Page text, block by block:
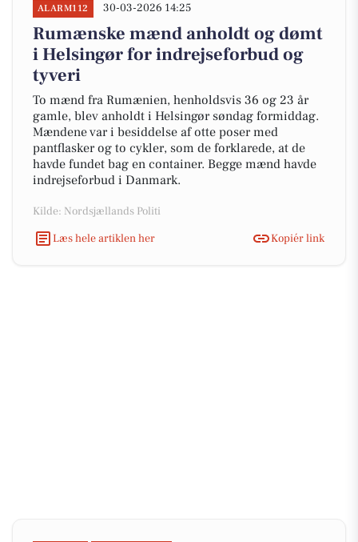
ALARM112 30-03-2026 14:25
Rumænske mænd anholdt og dømt
i Helsingør for indrejseforbud og
tyveri
To mænd fra Rumænien, henholdsvis 36 og 23 år
gamle, blev anholdt i Helsingør søndag formiddag.
Mændene var i besiddelse af otte poser med
pantflasker og to cykler, som de forklarede, at de
havde fundet bag en container. Begge mænd havde
indrejseforbud i Danmark.
Kilde: Nordsjællands Politi
Læs hele artiklen her
Kopiér link